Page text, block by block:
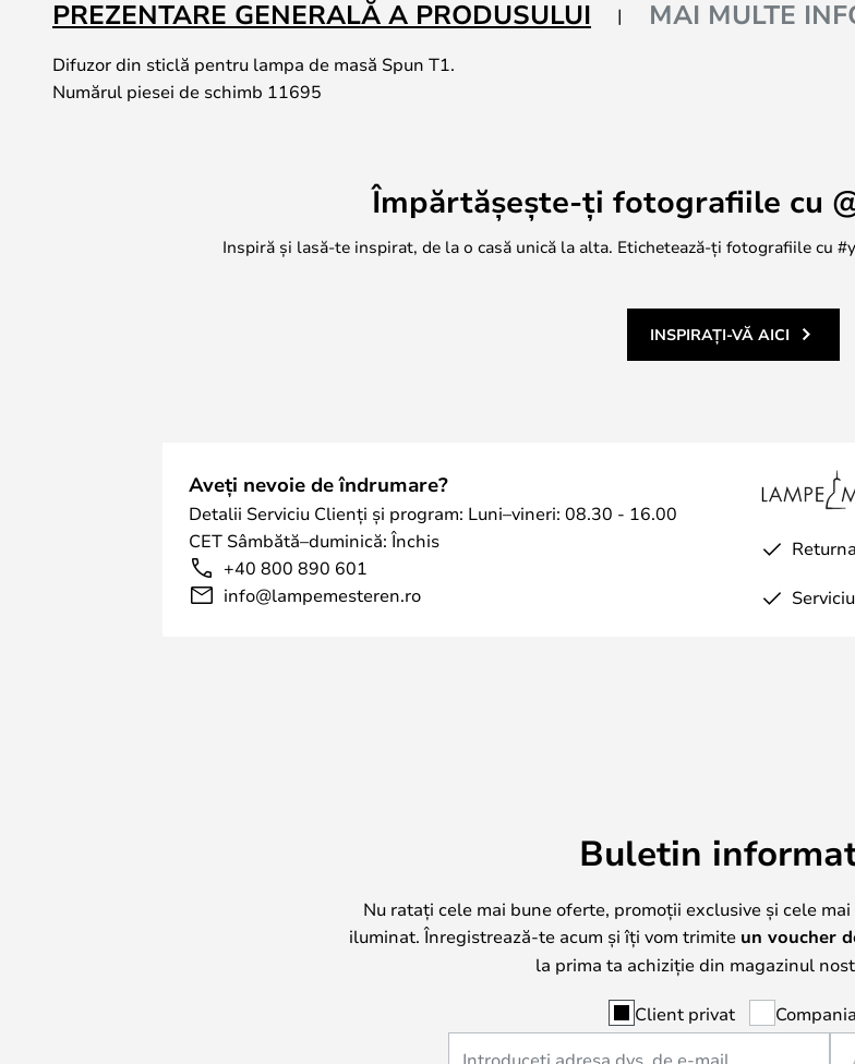
PREZENTARE GENERALĂ A PRODUSULUI MAI MULTE
Difuzor din sticlă pentru lampa de masă Spun T1.
Numărul piesei de schimb 11695
Împărtășește-ți fotografiile cu
Inspiră și lasă-te inspirat, de la o casă unică la alta. Etichetează-ți fotografiile cu
INSPIRAȚI-VĂ AICI
Aveți nevoie de îndrumare?
Detalii Serviciu Clienți și program: Luni–vineri: 08.30 - 16.00
CET Sâmbătă–duminică: Închis
+40 800 890 601
info@lampemesteren.ro
Buletin
Nu ratați cele mai bune oferte, promoții exclusive și cele
iluminat. Înregistrează-te acum și îți vom trimite un voucher
la prima ta achiziție din magazinul
Client privat Compania